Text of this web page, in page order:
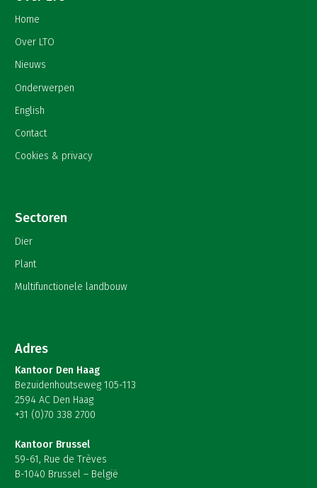
Home
Over LTO
Nieuws
Onderwerpen
English
Contact
Cookies & privacy
Sectoren
Dier
Plant
Multifunctionele landbouw
Adres
Kantoor Den Haag
Bezuidenhoutseweg 105-113
2594 AC Den Haag
+31 (0)70 338 2700
Kantoor Brussel
59-61, Rue de Trèves
B-1040 Brussel – België